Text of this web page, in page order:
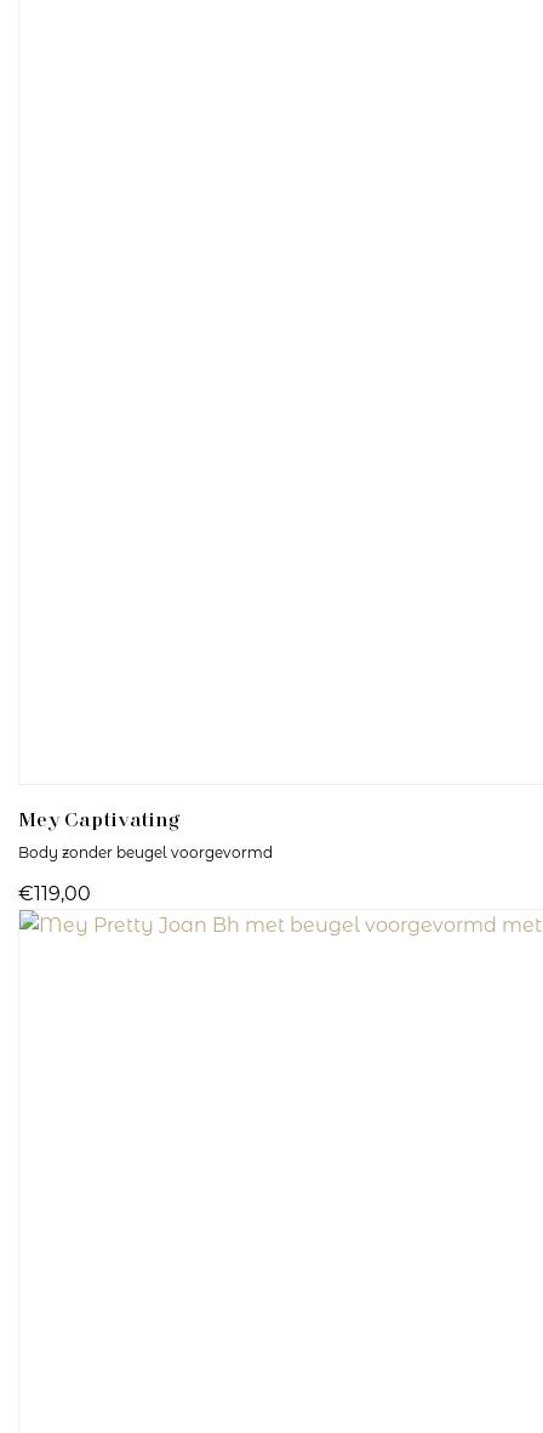
Mey Captivating
Body zonder beugel voorgevormd
€119,00